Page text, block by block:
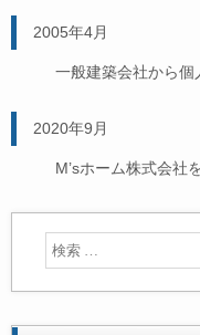
2005年4月
一般建築会社から個
2020年9月
M’sホーム株式会社